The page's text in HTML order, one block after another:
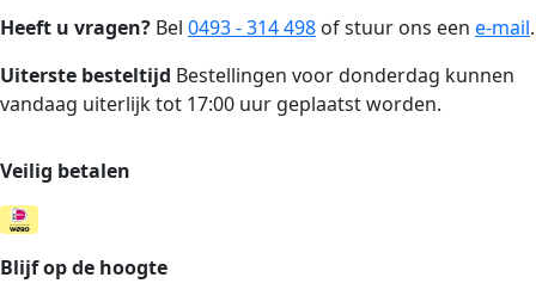
Heeft u vragen? Bel 0493 - 314 498 of stuur ons een e-mail.
Uiterste besteltijd Bestellingen voor donderdag kunnen
vandaag uiterlijk tot 17:00 uur geplaatst worden.
Veilig betalen
Blijf op de hoogte